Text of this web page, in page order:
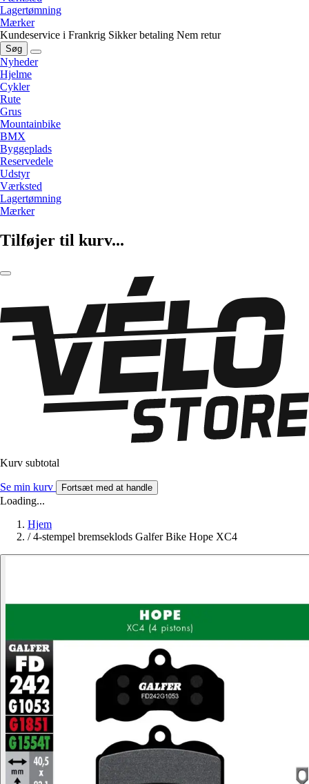
Lagertømning
Mærker
Kundeservice i Frankrig Sikker betaling Nem retur
Søg
Nyheder
Hjelme
Cykler
Rute
Grus
Mountainbike
BMX
Byggeplads
Reservedele
Udstyr
Værksted
Lagertømning
Mærker
Tilføjer til kurv...
Kurv subtotal
Se min kurv Fortsæt med at handle
Loading...
Hjem
/ 4-stempel bremseklods Galfer Bike Hope XC4